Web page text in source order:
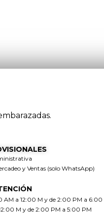
y Ventas (solo WhatsApp)
AM a 12:00 M y de 2:00 PM a 6:00
M y de 2:00 PM a 5:00 PM